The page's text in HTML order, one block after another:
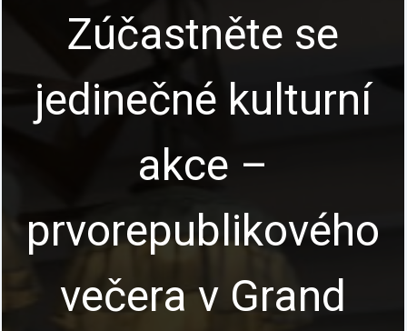
Zúčastněte se
jedinečné kulturní
akce –
prvorepublikového
večera v Grand